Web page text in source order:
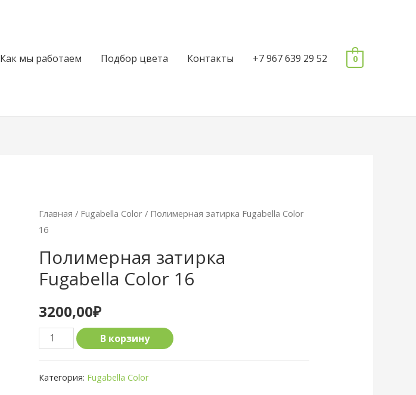
Как мы работаем Подбор цвета Контакты +7 967 639 29 52 0
Главная / Fugabella Color / Полимерная затирка Fugabella Color
16
Полимерная затирка
Fugabella Color 16
3200,00₽
Количество
товара
затирка
В корзину
Категория: Fugabella Color